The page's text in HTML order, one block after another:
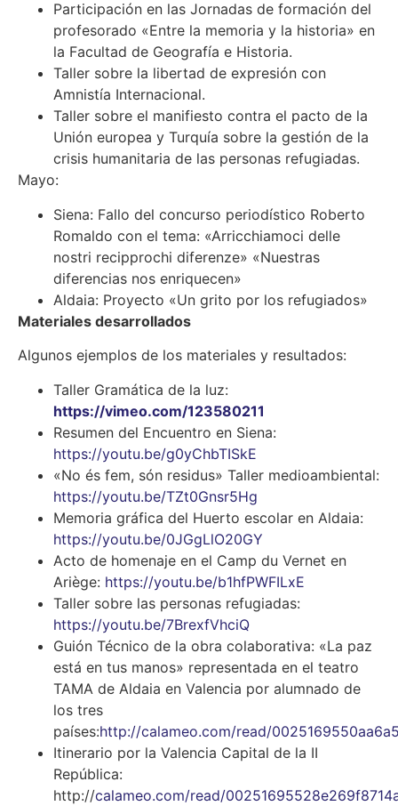
Participación en las Jornadas de formación del
profesorado «Entre la memoria y la historia» en
la Facultad de Geografía e Historia.
Taller sobre la libertad de expresión con
Amnistía Internacional.
Taller sobre el manifiesto contra el pacto de la
Unión europea y Turquía sobre la gestión de la
crisis humanitaria de las personas refugiadas.
Mayo:
Siena: Fallo del concurso periodístico Roberto
Romaldo con el tema: «Arricchiamoci delle
nostri recipprochi diferenze» «Nuestras
diferencias nos enriquecen»
Aldaia: Proyecto «Un grito por los refugiados»
Materiales desarrollados
Algunos ejemplos de los materiales y resultados:
Taller Gramática de la luz:
https://vimeo.com/123580211
Resumen del Encuentro en Siena:
https://youtu.be/g0yChbTISkE
«No és fem, són residus» Taller medioambiental:
https://youtu.be/TZt0Gnsr5Hg
Memoria gráfica del Huerto escolar en Aldaia:
https://youtu.be/0JGgLlO20GY
Acto de homenaje en el Camp du Vernet en
Ariège: https://youtu.be/b1hfPWFILxE
Taller sobre las personas refugiadas:
https://youtu.be/7BrexfVhciQ
Guión Técnico de la obra colaborativa: «La paz
está en tus manos» representada en el teatro
TAMA de Aldaia en Valencia por alumnado de
los tres
países:http://calameo.com/read/
Itinerario por la Valencia Capital de la II
República:
http://calameo.com/read/